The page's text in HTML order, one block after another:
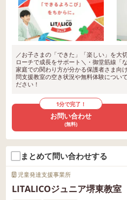
／お子さまの「できた」「楽しい」を大
ローチで成長をサポート＼・御堂筋線「
家庭での関わり方が分かる保護者さま向
問支援教室の空き状況や無料体験につい
ださい！
1分で完了！
お問い合わせ
(無料)
まとめて問い合わせする
児童発達支援事業所
LITALICOジュニア堺東教室